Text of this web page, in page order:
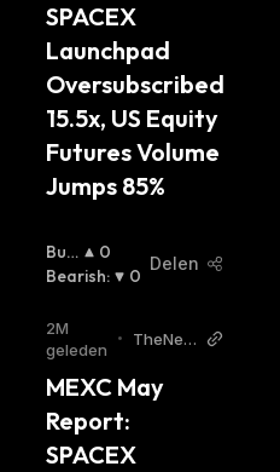
SPACEX
Launchpad
Oversubscribed
15.5x, US Equity
Futures Volume
Jumps 85%
Bulli
Sh:
0
Bearish: 0
Delen
2M
geleden
•
TheNew
MEXC May
Report:
SPACEX